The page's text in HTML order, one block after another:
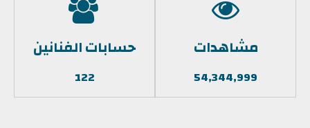
مشاهدات
54,344,999
حسابات الفنانين
122